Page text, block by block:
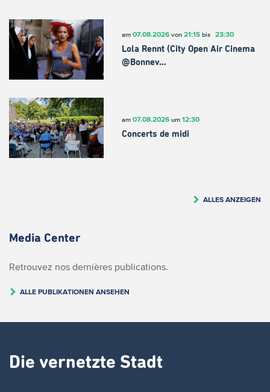
am 07.08.2026von 21:15bis 23:30
Lola Rennt (City Open Air Cinema
@Bonnev…
am 07.08.2026um 12:30
Concerts de midi
ALLES ANZEIGEN
Media Center
Retrouvez nos dernières publications.
ALLE PUBLIKATIONEN ANSEHEN
Die vernetzte Stadt